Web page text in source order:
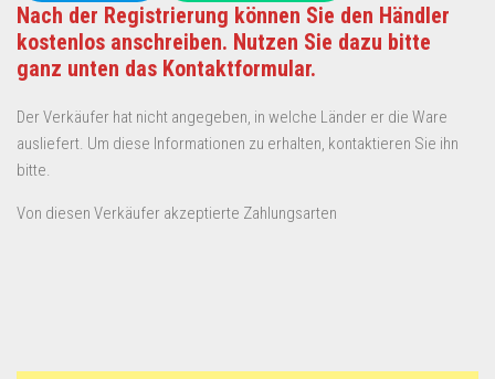
Nach der Registrierung können Sie den Händler
kostenlos anschreiben. Nutzen Sie dazu bitte
ganz unten das Kontaktformular.
Der Verkäufer hat nicht angegeben, in welche Länder er die Ware
ausliefert. Um diese Informationen zu erhalten, kontaktieren Sie ihn
bitte.
Von diesen Verkäufer akzeptierte Zahlungsarten